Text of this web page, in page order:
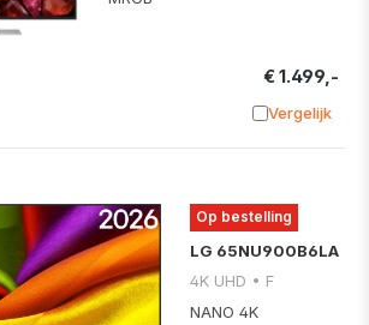
€ 1.499,-
Vergelijk
Op bestelling
LG 65NU900B6LA
4K UHD • F
NANO 4K